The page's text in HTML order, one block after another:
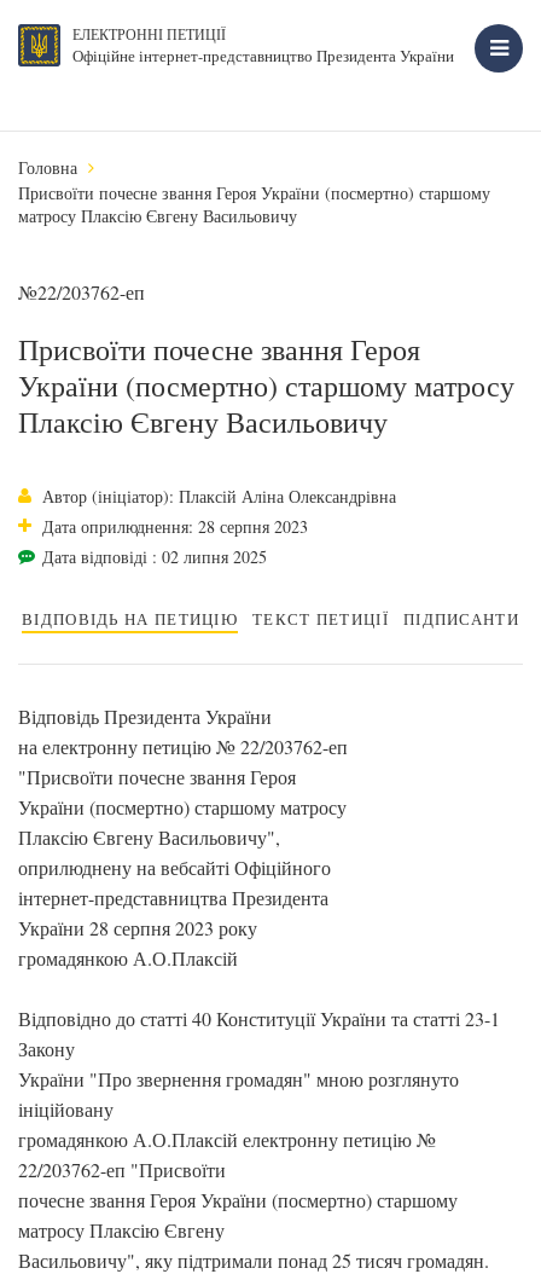
ЕЛЕКТРОННІ ПЕТИЦІЇ
Офіційне інтернет-представництво Президента України
Головна
Присвоїти почесне звання Героя України (посмертно) старшому
матросу Плаксію Євгену Васильовичу
№22/203762-еп
Присвоїти почесне звання Героя
України (посмертно) старшому матросу
Плаксію Євгену Васильовичу
Автор (ініціатор): Плаксій Аліна Олександрівна
Дата оприлюднення: 28 серпня 2023
Дата відповіді : 02 липня 2025
ВІДПОВІДЬ НА ПЕТИЦІЮ ТЕКСТ ПЕТИЦІЇ ПІДПИСАНТИ
Відповідь Президента України
на електронну петицію № 22/203762-еп
"Присвоїти почесне звання Героя
України (посмертно) старшому матросу
Плаксію Євгену Васильовичу",
оприлюднену на вебсайті Офіційного
інтернет-представництва Президента
України 28 серпня 2023 року
громадянкою А.О.Плаксій
Відповідно до статті 40 Конституції України та статті 23-1
Закону
України "Про звернення громадян" мною розглянуто
ініційовану
громадянкою А.О.Плаксій електронну петицію №
22/203762-еп "Присвоїти
почесне звання Героя України (посмертно) старшому
матросу Плаксію Євгену
Васильовичу", яку підтримали понад 25 тисяч громадян.